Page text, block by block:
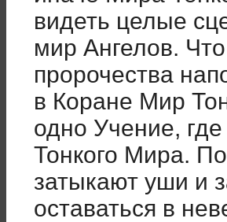
видеть целые
мир Ангелов.
пророчества
в Коране Мир
одно Учение,
Тонкого Мира.
затыкают уши и
оставаться в